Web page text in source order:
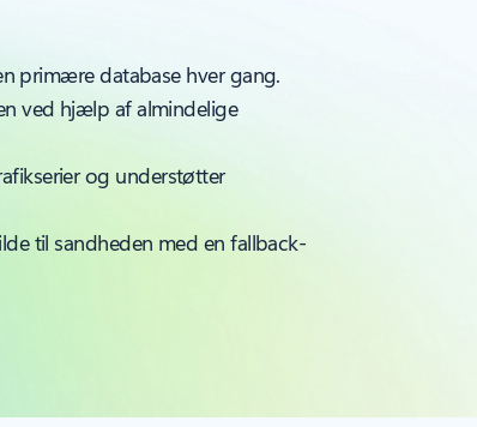
primære database hver gang.
ved hjælp af almindelige
og understøtter
til sandheden med en fallback-